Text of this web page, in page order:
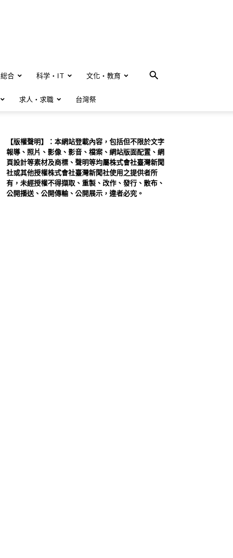
総合 科学・IT 文化・教育
求人・求職 台灣祭
【版權聲明】：本網站登載內容，包括但不限於文字
報導、照片、影像、影音、檔案、網站版面配置、網
頁設計等素材及商標、聲明等均屬株式會社臺灣新聞
社或其他授權株式會社臺灣新聞社使用之提供者所
有，未經授權不得擷取、重製、改作、發行、散布、
公開播送、公開傳輸、公開展示，違者必究。